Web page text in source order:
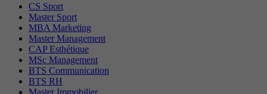
CS Sport
Master Sport
MBA Marketing
Master Management
CAP Esthétique
MSc Management
BTS Communication
BTS RH
Master Immobilier